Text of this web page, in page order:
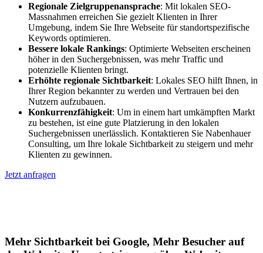
Regionale Zielgruppenansprache: Mit lokalen SEO-
Massnahmen erreichen Sie gezielt Klienten in Ihrer
Umgebung, indem Sie Ihre Webseite für standortspezifische
Keywords optimieren.
Bessere lokale Rankings: Optimierte Webseiten erscheinen
höher in den Suchergebnissen, was mehr Traffic und
potenzielle Klienten bringt.
Erhöhte regionale Sichtbarkeit: Lokales SEO hilft Ihnen, in
Ihrer Region bekannter zu werden und Vertrauen bei den
Nutzern aufzubauen.
Konkurrenzfähigkeit: Um in einem hart umkämpften Markt
zu bestehen, ist eine gute Platzierung in den lokalen
Suchergebnissen unerlässlich. Kontaktieren Sie Nabenhauer
Consulting, um Ihre lokale Sichtbarkeit zu steigern und mehr
Klienten zu gewinnen.
Jetzt anfragen
Mehr Sichtbarkeit bei Google, Mehr Besucher auf